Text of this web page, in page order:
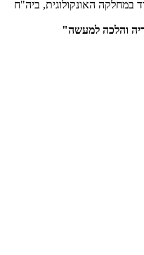
במחלקה האונקולוגית, ביה"ח
והלכה למעשה"